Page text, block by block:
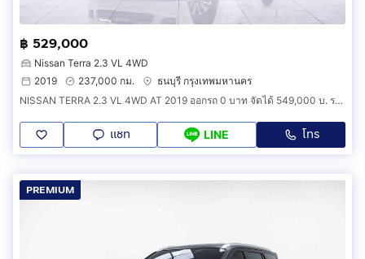
฿ 529,000
Nissan Terra 2.3 VL 4WD
2019
237,000 กม.
ธนบุรี กรุงเทพมหานคร
NISSAN TERRA 2.3 VL 4WD AT 2019 ออกรถ 0 บาท จัดได้ 549,000 บ. รหัสรถ 1F665
แชท LINE โทร
PREMIUM